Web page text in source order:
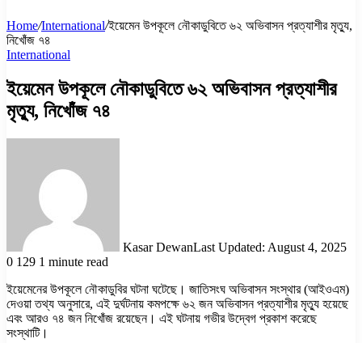
Home/International/ইয়েমেন উপকূলে নৌকাডুবিতে ৬২ অভিবাসন প্রত্যাশীর মৃত্যু,
নিখোঁজ ৭৪
International
ইয়েমেন উপকূলে নৌকাডুবিতে ৬২ অভিবাসন প্রত্যাশীর
মৃত্যু, নিখোঁজ ৭৪
Kasar DewanLast Updated: August 4, 2025
0 129 1 minute read
ইয়েমেনের উপকূলে নৌকাডুবির ঘটনা ঘটেছে। জাতিসংঘ অভিবাসন সংস্থার (আইওএম)
দেওয়া তথ্য অনুসারে, এই দুর্ঘটনায় কমপক্ষে ৬২ জন অভিবাসন প্রত্যাশীর মৃত্যু হয়েছে
এবং আরও ৭৪ জন নিখোঁজ রয়েছেন। এই ঘটনায় গভীর উদ্বেগ প্রকাশ করেছে
সংস্থাটি।